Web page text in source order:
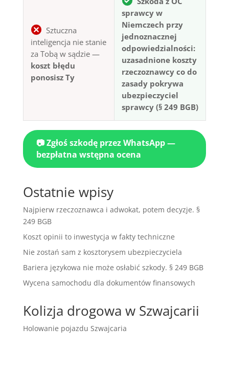
Sztuczna
inteligencja nie stanie
za Tobą w sądzie —
koszt błędu
ponosisz Ty
sprawcy w
Niemczech przy
jednoznacznej
odpowiedzialności:
uzasadnione koszty
rzeczoznawcy co do
zasady pokrywa
ubezpieczyciel
sprawcy (§ 249 BGB)
📷 Zgłoś szkodę przez WhatsApp —
bezpłatna wstępna ocena
Ostatnie wpisy
Najpierw rzeczoznawca i adwokat, potem decyzje. §
249 BGB
Koszt opinii to inwestycja w fakty techniczne
Nie zostań sam z kosztorysem ubezpieczyciela
Bariera językowa nie może osłabić szkody. § 249 BGB
Wycena samochodu dla dokumentów finansowych
Kolizja drogowa w Szwajcarii
Holowanie pojazdu Szwajcaria